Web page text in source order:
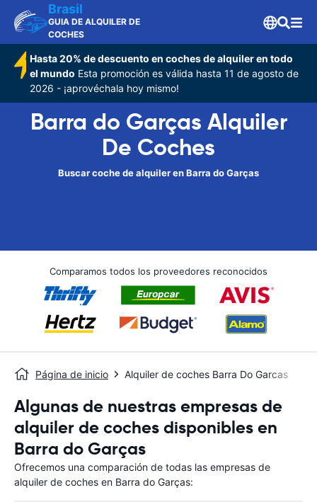
Brasil
GUIA DE ALQUILER DE
COCHES
Hasta 20% de descuento en coches de alquiler en todo
el mundo Esta promoción es válida hasta 11 de agosto de
2026 - ¡aprovéchala hoy mismo!
Barra do Garças Alquiler
De Coches
Buscar coche de alquiler en Barra do Garças
Comparamos todos los proveedores reconocidos
Página de inicio Alquiler de coches Barra Do Garcas
Algunas de nuestras empresas de
alquiler de coches disponibles en
Barra do Garças
Ofrecemos una comparación de todas las empresas de
alquiler de coches en Barra do Garças: